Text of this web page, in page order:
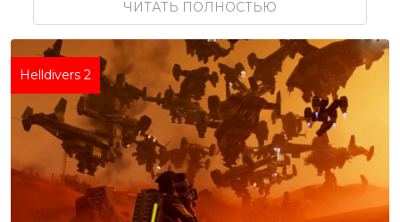
ЧИТАТЬ ПОЛНОСТЬЮ
Helldivers 2